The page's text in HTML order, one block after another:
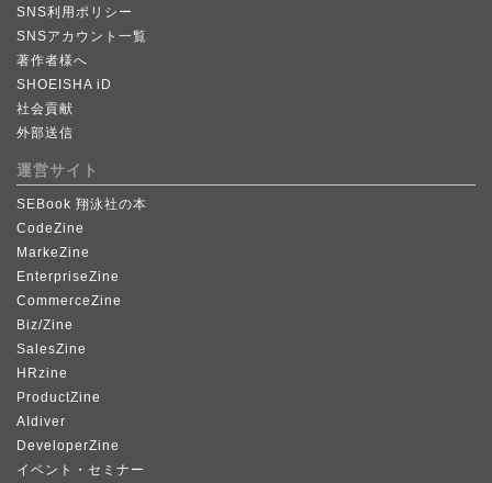
SNS利用ポリシー
SNSアカウント一覧
著作者様へ
SHOEISHA iD
社会貢献
外部送信
運営サイト
SEBook 翔泳社の本
CodeZine
MarkeZine
EnterpriseZine
CommerceZine
Biz/Zine
SalesZine
HRzine
ProductZine
AIdiver
DeveloperZine
イベント・セミナー